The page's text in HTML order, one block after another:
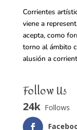
Corrientes
viene a
acepta, como
torno al ámbito
alusión a
Follow Us
24k Follows